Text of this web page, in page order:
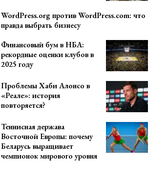
WordPress.org против WordPress.com: что
правда выбрать бизнесу
Финансовый бум в НБА:
рекордные оценки клубов в
2025 году
Проблемы Хаби Алонсо в
«Реале»: история
повторяется?
Теннисная держава
Восточной Европы: почему
Беларусь выращивает
чемпионок мирового уровня